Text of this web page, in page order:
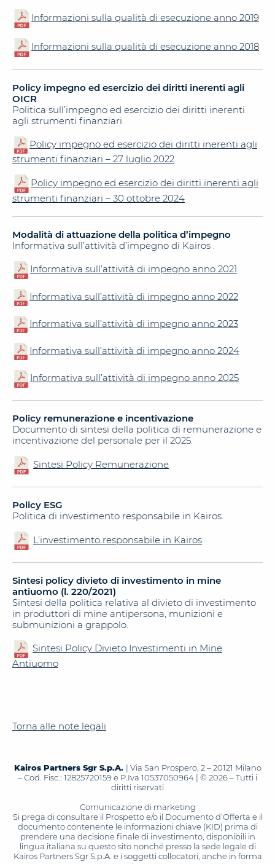
Informazioni sulla qualità di esecuzione anno 2019
Informazioni sulla qualità di esecuzione anno 2018
Policy impegno ed esercizio dei diritti inerenti agli
OICR
Politica sull’impegno ed esercizio dei diritti inerenti
agli strumenti finanziari.
Policy impegno ed esercizio dei diritti inerenti agli
strumenti finanziari – 27 luglio 2022
Policy impegno ed esercizio dei diritti inerenti agli
strumenti finanziari – 30 ottobre 2024
Modalità di attuazione della politica d’impegno
Informativa sull’attività d’impegno di Kairos .
Informativa sull’attività di impegno anno 2021
Informativa sull’attività di impegno anno 2022
Informativa sull’attività di impegno anno 2023
Informativa sull’attività di impegno anno 2024
Informativa sull’attività di impegno anno 2025
Policy remunerazione e incentivazione
Documento di sintesi della politica di remunerazione e
incentivazione del personale per il 2025.
Sintesi Policy Remunerazione
Policy ESG
Politica di investimento responsabile in Kairos.
L’investimento responsabile in Kairos
Sintesi policy divieto di investimento in mine
antiuomo (l. 220/2021)
Sintesi della politica relativa al divieto di investimento
in produttori di mine antipersona, munizioni e
submunizioni a grappolo.
Sintesi Policy Divieto Investimenti in Mine
Antiuomo
Torna alle note legali
Kairos Partners Sgr S.p.A. | Via San Prospero, 2 – 20121 Milano
– Cod. Fisc.: 12825720159 e P.Iva 10537050964 | © 2026 – Tutti i
diritti riservati
Comunicazione di marketing
Si prega di consultare il Prospetto e/o il Documento d’Offerta e il
documento contenente le informazioni chiave (KID) prima di
prendere una decisione finale di investimento, disponibili in
lingua italiana su questo sito nonché presso la sede legale di
Kairos Partners Sgr S.p.A. e i soggetti collocatori, anche in forma